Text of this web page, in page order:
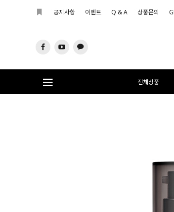
공지사항 이벤트 Q & A 상품문의
전체상품